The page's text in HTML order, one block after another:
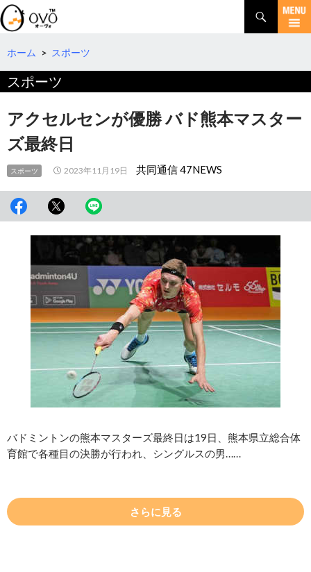
検
索
コ
テ
へ
移
ホーム > スポーツ
スポーツ
アクセルセンが優勝 バド熊本マスター
ズ最終日
スポーツ 2023年11月19日 共同通信 47NEWS
バドミントンの熊本マスターズ最終日は19日、熊本県立総合体
育館で各種目の決勝が行われ、シングルスの男……
さらに見る